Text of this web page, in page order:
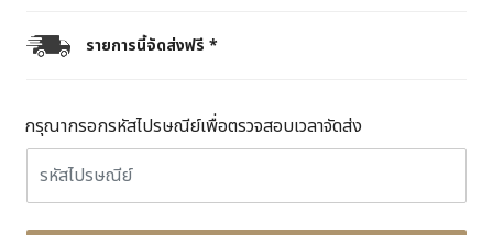
รายการนี้จัดส่งฟรี *
กรุณากรอกรหัสไปรษณีย์เพื่อตรวจสอบเวลาจัดส่ง